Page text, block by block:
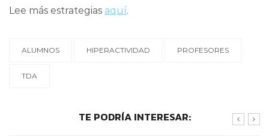
Lee más estrategias aquí.
ALUMNOS HIPERACTIVIDAD PROFESORES
TDA
TE PODRÍA INTERESAR: